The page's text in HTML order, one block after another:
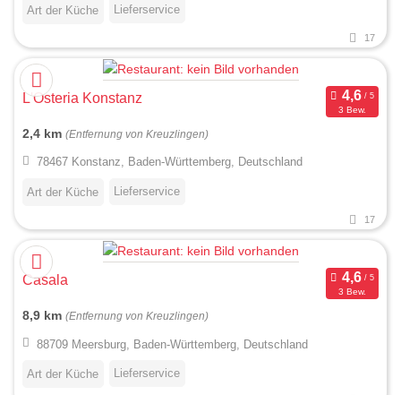
Art der Küche Lieferservice
17
L'Osteria Konstanz
3 Bew.
2,4 km (Entfernung von Kreuzlingen)
78467 Konstanz, Baden-Württemberg, Deutschland
Art der Küche Lieferservice
17
Casala
3 Bew.
8,9 km (Entfernung von Kreuzlingen)
88709 Meersburg, Baden-Württemberg, Deutschland
Art der Küche Lieferservice